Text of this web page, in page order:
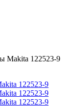
Makita 122523-9